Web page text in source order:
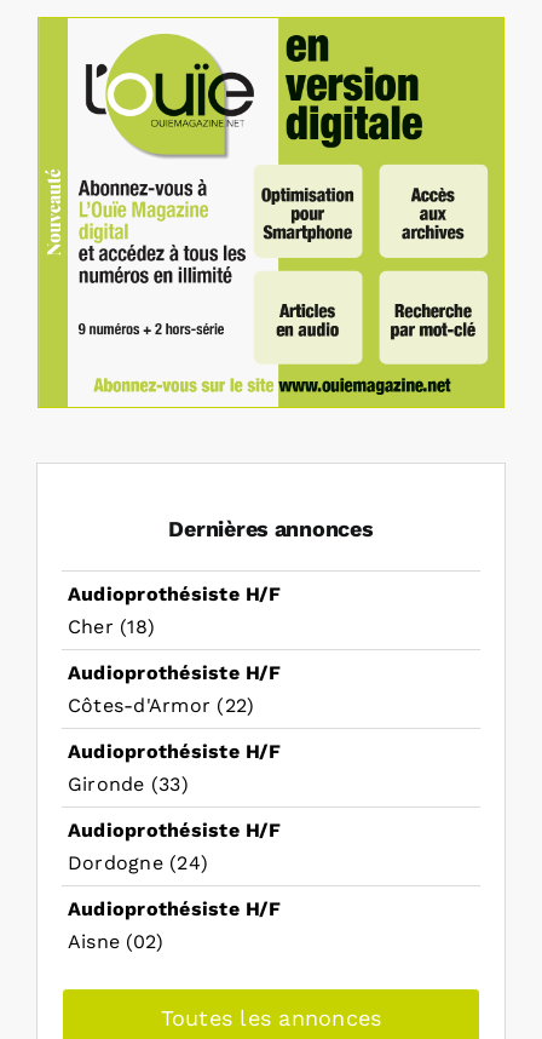
Dernières annonces
Audioprothésiste H/F
Cher (18)
Audioprothésiste H/F
Côtes-d'Armor (22)
Audioprothésiste H/F
Gironde (33)
Audioprothésiste H/F
Dordogne (24)
Audioprothésiste H/F
Aisne (02)
Toutes les annonces